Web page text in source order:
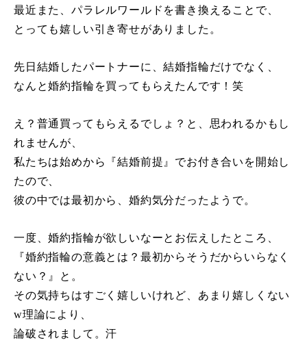
最近また、パラレルワールドを書き換えることで、
とっても嬉しい引き寄せがありました。
先日結婚したパートナーに、結婚指輪だけでなく、
なんと婚約指輪を買ってもらえたんです！笑
え？普通買ってもらえるでしょ？と、思われるかもし
れませんが、
私たちは始めから『結婚前提』でお付き合いを開始し
たので、
彼の中では最初から、婚約気分だったようで。
一度、婚約指輪が欲しいなーとお伝えしたところ、
『婚約指輪の意義とは？最初からそうだからいらなく
ない？』と。
その気持ちはすごく嬉しいけれど、あまり嬉しくない
w理論により、
論破されまして。汗